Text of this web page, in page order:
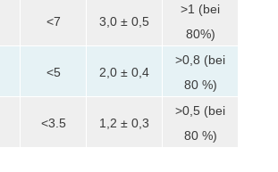
<7 3,0 ± 0,5
>1 (bei
80%)
<5 2,0 ± 0,4
>0,8 (bei
80 %)
<3.5 1,2 ± 0,3
>0,5 (bei
80 %)